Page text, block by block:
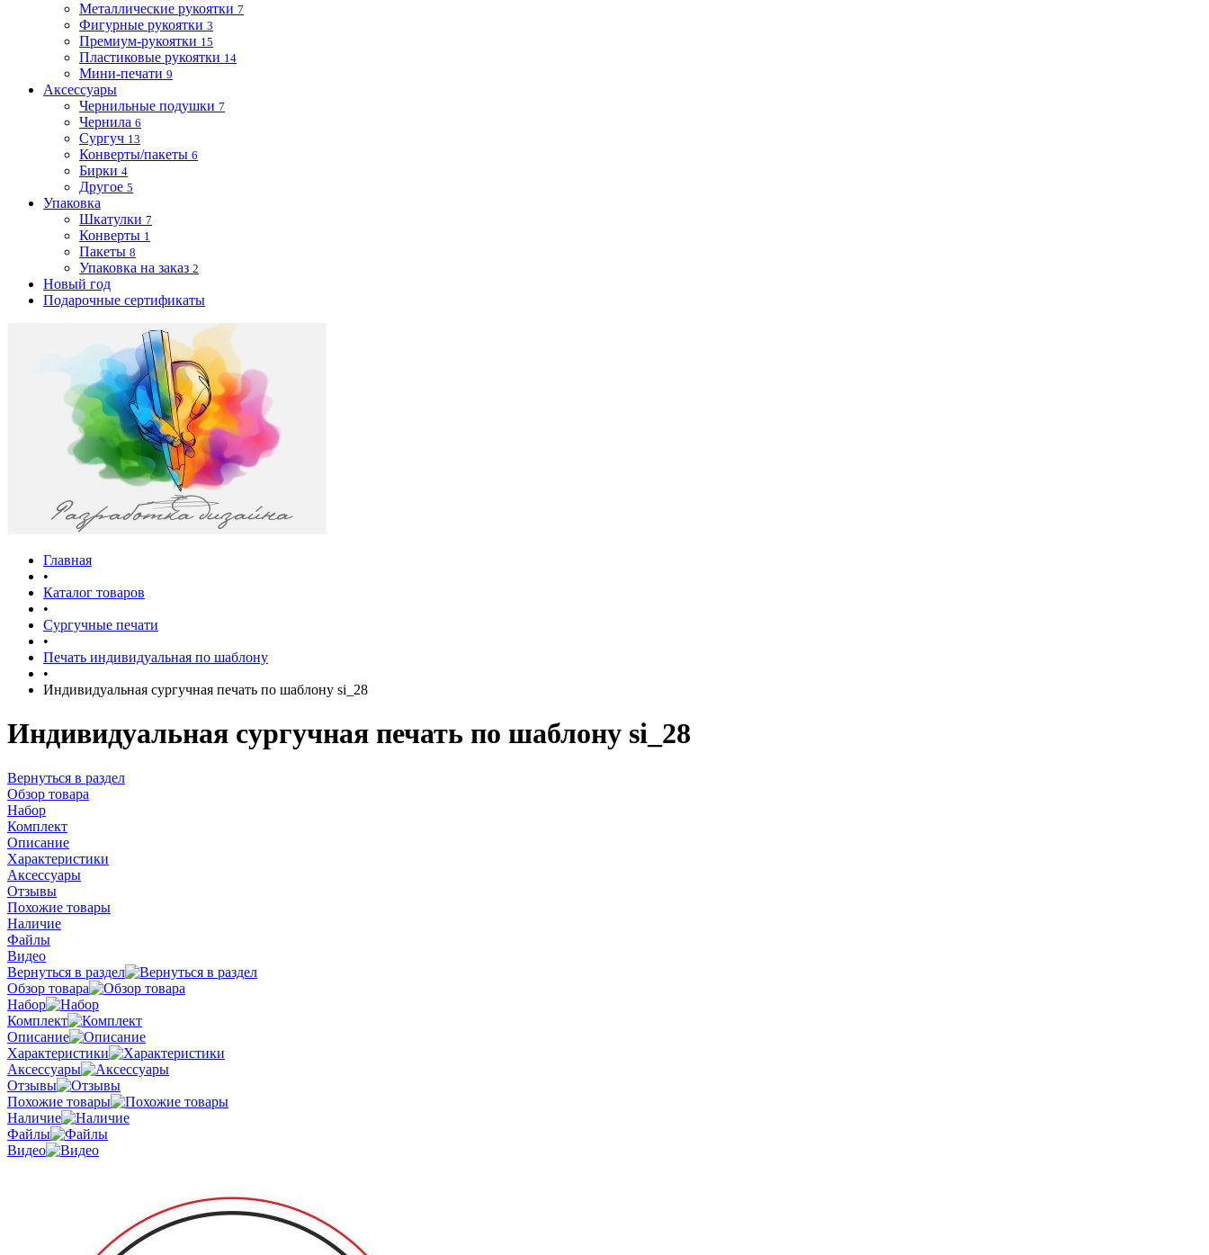
Металлические рукоятки 7
Фигурные рукоятки 3
Премиум-рукоятки 15
Пластиковые рукоятки 14
Мини-печати 9
Аксессуары
Чернильные подушки 7
Чернила 6
Сургуч 13
Конверты/пакеты 6
Бирки 4
Другое 5
Упаковка
Шкатулки 7
Конверты 1
Пакеты 8
Упаковка на заказ 2
Новый год
Подарочные сертификаты
Главная
•
Каталог товаров
•
Сургучные печати
•
Печать индивидуальная по шаблону
•
Индивидуальная сургучная печать по шаблону si_28
Индивидуальная сургучная печать по шаблону si_28
Вернуться в раздел
Обзор товара
Набор
Комплект
Описание
Характеристики
Аксессуары
Отзывы
Похожие товары
Наличие
Файлы
Видео
Вернуться в раздел
Обзор товара
Набор
Комплект
Описание
Характеристики
Аксессуары
Отзывы
Похожие товары
Наличие
Файлы
Видео